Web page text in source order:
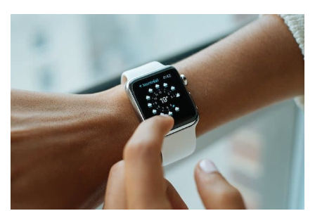
Datentarife
Flatrate-Prepaidtarife
Mobilfunk-Vergleichsrechner
Mobilfunk-Tarifrechner
Flatrate-Datentarife